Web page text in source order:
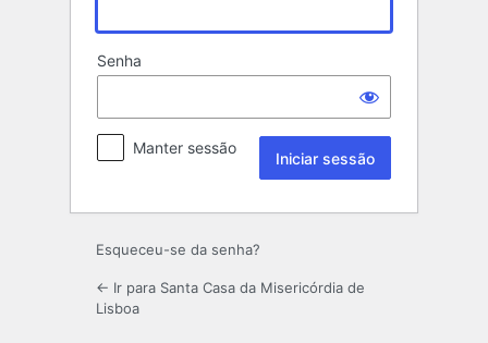
Senha
Manter sessão
Esqueceu-se da senha?
← Ir para Santa Casa da Misericórdia de
Lisboa